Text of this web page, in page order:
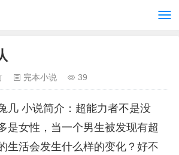
完本小说 39
几 小说简介：超能力者不是没
是女性，当一个男生被发现有超
生活会发生什么样的变化？好不